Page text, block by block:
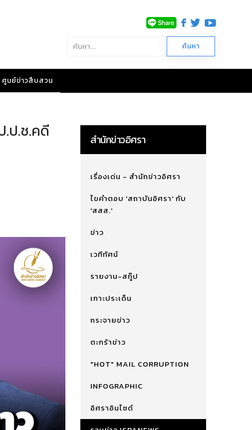
ศูนย์ข่าวสืบสวน
.ป.ช.คดี สำนักข่าวอิศรา
เรื่องเด่น - สำนักข่าวอิศรา
ไขคำตอบ 'สถาบันอิศรา' กับ
'สสส.'
ข่าว
เวทีทัศน์
รายงาน-สกู๊ป
เกาะประเด็น
กระจายข่าว
ตะกร้าข่าว
"HOT" MAIL CORRUPTION
INFOGRAPHIC
อิศราอินไซด์